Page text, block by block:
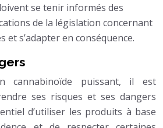
se tenir informés des
de la législation concernant
et s’adapter en conséquence.
cannabinoïde puissant, il est
ses risques et ses dangers
d’utiliser les produits à base